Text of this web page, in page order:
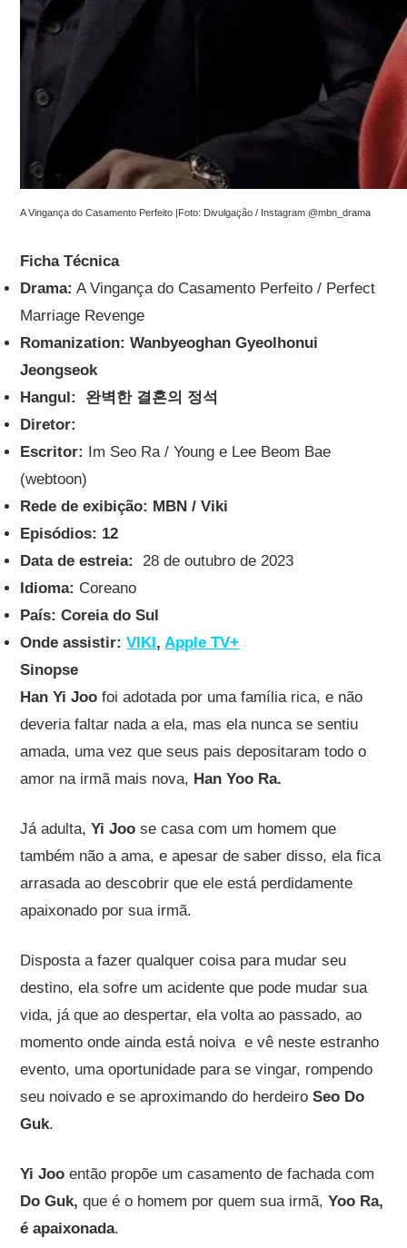
A Vingança do Casamento Perfeito |Foto: Divulgação / Instagram @mbn_drama
Ficha Técnica
Drama: A Vingança do Casamento Perfeito / Perfect
Marriage Revenge
Romanization: Wanbyeoghan Gyeolhonui
Jeongseok
Hangul: 완벽한 결혼의 정석
Diretor:
Escritor: Im Seo Ra / Young e Lee Beom Bae
(webtoon)
Rede de exibição: MBN / Viki
Episódios: 12
Data de estreia:
28 de outubro de 2023
Idioma: Coreano
País: Coreia do Sul
Onde assistir:VIKI,Apple TV+
Sinopse
Han Yi Joo foi adotada por uma família rica, e não
deveria faltar nada a ela, mas ela nunca se sentiu
amada, uma vez que seus pais depositaram todo o
amor na irmã mais nova, Han Yoo Ra.
Já adulta,Yi Joose casa com um homem que
também não a ama, e apesar de saber disso, ela fica
arrasada ao descobrir que ele está perdidamente
apaixonado por sua irmã.
Disposta a fazer qualquer coisa para mudar seu
destino, ela sofre um acidente que pode mudar sua
vida, já que ao despertar, ela volta ao passado, ao
momento onde ainda está noiva e vê neste estranho
evento, uma oportunidade para se vingar, rompendo
seu noivado e se aproximando do herdeiroSeo Do
Guk.
Yi Jooentão propõe um casamento de fachada com
Do Guk,que é o homem por quem sua irmã,Yoo Ra,
é apaixonada.